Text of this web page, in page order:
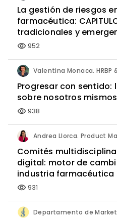
La gestión de riesgos
farmacéutica:
tradicionales y
visibility 952
Progresar con sentido:
sobre nosotros mismos
visibility 938
Andrea Llorca. Product
Comités
digital: motor de
industria farmacéutica
visibility 931
Departamento de